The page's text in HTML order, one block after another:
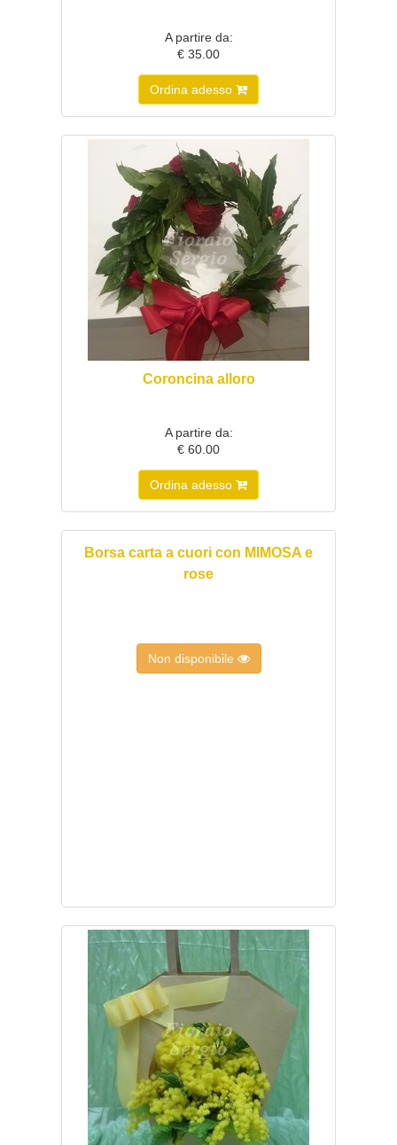
A partire da:
€ 35.00
Ordina adesso
Coroncina alloro
A partire da:
€ 60.00
Ordina adesso
Borsa carta a cuori con MIMOSA e
rose
Non disponibile